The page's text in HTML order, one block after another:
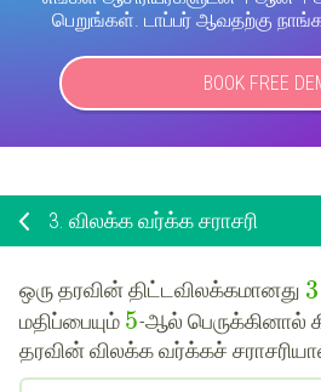
பெறுங்கள். டாப்பர் ஆவதற்கு
BOOK FREE
3. விலக்க வர்க்க சராசரி
ஒரு தரவின் திட்டவிலக்கமானது 3
மதிப்பையும் 5-ஆல் பெருக்கினால்
தரவின் விலக்க வர்க்கச்